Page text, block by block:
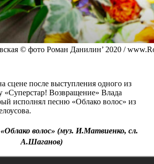
© фото Роман Данилин’ 2020 /
сцене после выступления одного из
«Суперстар! Возвращение» Влада
исполнял песню «Облако волос» из
волос» (муз. И.Матвиенко, сл.
А.Шаганов)